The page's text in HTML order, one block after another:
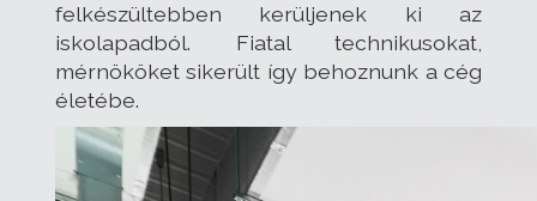
felkészültebben kerüljenek ki az
iskolapadból. Fiatal technikusokat,
mérnököket sikerült így behoznunk a cég
életébe.